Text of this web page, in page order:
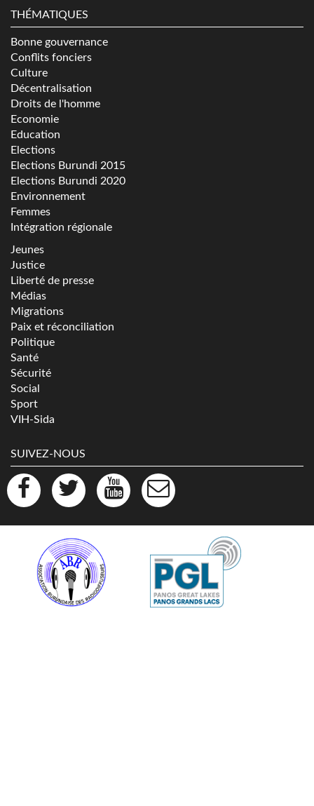
THÉMATIQUES
Bonne gouvernance
Conflits fonciers
Culture
Décentralisation
Droits de l'homme
Economie
Education
Elections
Elections Burundi 2015
Elections Burundi 2020
Environnement
Femmes
Intégration régionale
Jeunes
Justice
Liberté de presse
Médias
Migrations
Paix et réconciliation
Politique
Santé
Sécurité
Social
Sport
VIH-Sida
SUIVEZ-NOUS